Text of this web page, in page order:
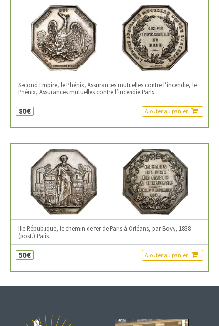
Second Empire, le Phénix, Assurances mutuelles contre l’incendie, le
Phénix, Assurances mutuelles contre l’incendie Paris
80€ Ajouter au panier
IIIe République, le chemin de fer de Paris à Orléans, par Bovy, 1838
(post.) Paris
50€ Ajouter au panier